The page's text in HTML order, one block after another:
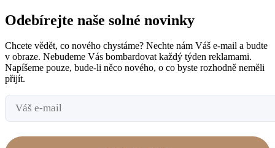
Odebírejte naše solné novinky
Chcete vědět, co nového chystáme? Nechte nám Váš e-mail a budte
v obraze. Nebudeme Vás bombardovat každý týden reklamami.
Napíšeme pouze, bude-li něco nového, o co byste rozhodně neměli
přijít.